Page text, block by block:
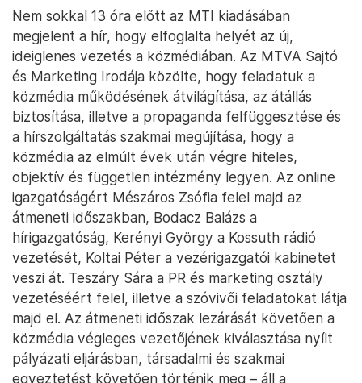
Nem sokkal 13 óra előtt az MTI kiadásában
megjelent a hír, hogy elfoglalta helyét az új,
ideiglenes vezetés a közmédiában. Az MTVA Sajtó
és Marketing Irodája közölte, hogy feladatuk a
közmédia működésének átvilágítása, az átállás
biztosítása, illetve a propaganda felfüggesztése és
a hírszolgáltatás szakmai megújítása, hogy a
közmédia az elmúlt évek után végre hiteles,
objektív és független intézmény legyen. Az online
igazgatóságért Mészáros Zsófia felel majd az
átmeneti időszakban, Bodacz Balázs a
hírigazgatóság, Kerényi György a Kossuth rádió
vezetését, Koltai Péter a vezérigazgatói kabinetet
veszi át. Teszáry Sára a PR és marketing osztály
vezetéséért felel, illetve a szóvivői feladatokat látja
majd el. Az átmeneti időszak lezárását követően a
közmédia végleges vezetőjének kiválasztása nyílt
pályázati eljárásban, társadalmi és szakmai
egyeztetést követően történik meg – áll a